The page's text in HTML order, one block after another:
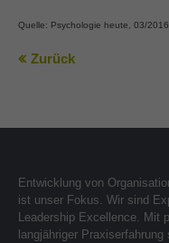
Quelle: Psychologie heute, 03/
Zurück
Entwicklung von
ist unser Fokus. Wir sind
Leadership Excellence. Mit
langjähriger